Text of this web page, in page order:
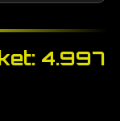
4.997